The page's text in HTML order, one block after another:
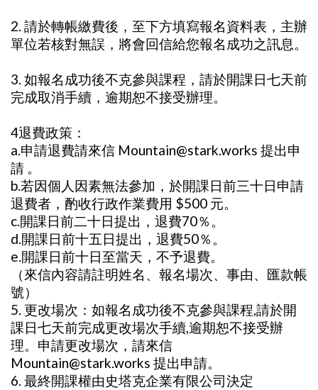
2. 請於轉帳繳費後，至下方填寫報名資料表，主辦
單位若核對無誤，將會回信給您報名成功之訊息。
3. 如報名成功後不克參與課程，請於開課日七天前
完成取消手續，逾期恕不接受辦理。
4退費政策：
a.申請退費請來信 Mountain@stark.works 提出申
請 。
b.若因個人因素無法參加，於開課日前三十日申請
退費者，酌收行政作業費用 $500 元。
c.開課日前二十日提出，退費70％。
d.開課日前十五日提出，退費50％。
e.開課日前十日至當天，不予退費。
（來信內容請註明姓名、報名場次、事由、匯款帳
號）
5. 更改場次：如報名成功後不克參與課程,請於開
課日七天前完成更改場次手續,逾期恕不接受辦
理。申請更改場次，請來信
Mountain@stark.works 提出申請。
6. 最終開課權由史塔克企業有限公司決定